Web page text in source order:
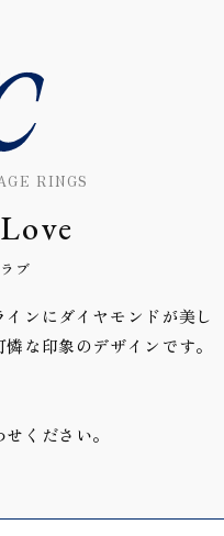
RINGS
ブ
ンにダイヤモンドが美し
な印象のデザインです。
ください。